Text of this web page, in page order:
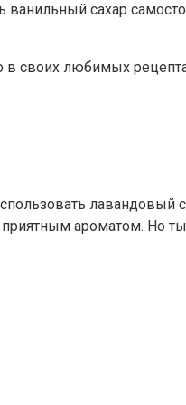
сахар
в своих любимых
лавандовый
ароматом. Но ты